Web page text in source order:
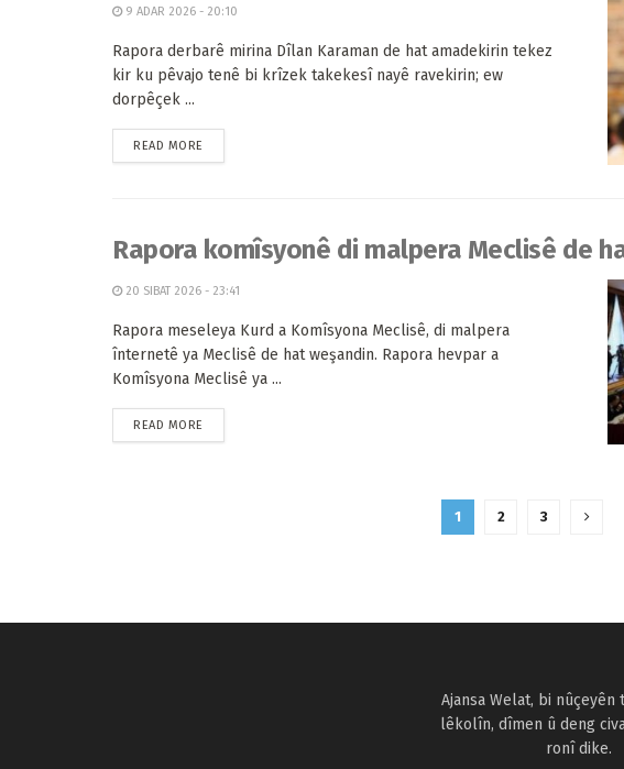
9 ADAR 2026 - 20:10
Rapora derbarê mirina Dîlan Karaman de hat amadekirin tekez
kir ku pêvajo tenê bi krîzek takekesî nayê ravekirin; ew
dorpêçek ...
READ MORE
Rapora komîsyonê di malpera Meclisê de
20 SIBAT 2026 - 23:41
Rapora meseleya Kurd a Komîsyona Meclisê, di malpera
înternetê ya Meclisê de hat weşandin. Rapora hevpar a
Komîsyona Meclisê ya ...
READ MORE
1 2 3
Ajansa Welat, bi nûçeyên
lêkolîn, dîmen û deng
ronî dike.